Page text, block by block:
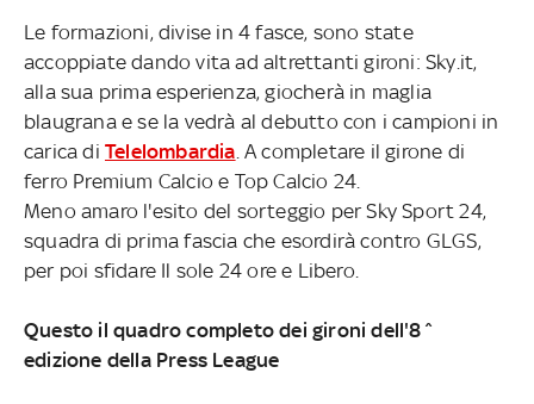
Le formazioni, divise in 4 fasce, sono state
accoppiate dando vita ad altrettanti gironi: Sky.it,
alla sua prima esperienza, giocherà in maglia
blaugrana e se la vedrà al debutto con i campioni in
carica di Telelombardia . A completare il girone di
ferro Premium Calcio e Top Calcio 24.
Meno amaro l'esito del sorteggio per Sky Sport 24,
squadra di prima fascia che esordirà contro GLGS,
per poi sfidare Il sole 24 ore e Libero.
Questo il quadro completo dei gironi dell'8^
edizione della Press League